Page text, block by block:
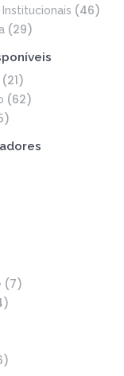
(46)
(29)
(21)
(62)
(7)